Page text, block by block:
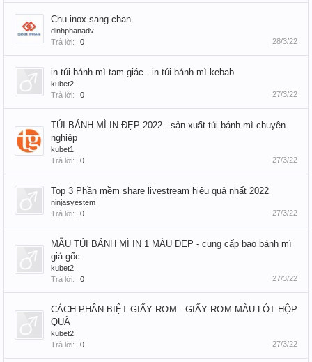
Chu inox sang chan
dinhphanadv
Trả lời:
0 28/3/22
in túi bánh mì tam giác - in túi bánh mì kebab
kubet2
Trả lời:
0 27/3/22
TÚI BÁNH MÌ IN ĐẸP 2022 - sản xuất túi bánh mì chuyên
nghiệp
kubet1
Trả lời:
0 27/3/22
Top 3 Phần mềm share livestream hiệu quả nhất 2022
ninjasyestem
Trả lời:
0 27/3/22
MẪU TÚI BÁNH MÌ IN 1 MÀU ĐẸP - cung cấp bao bánh mì
giá gốc
kubet2
Trả lời:
0 27/3/22
CÁCH PHÂN BIỆT GIẤY RƠM - GIẤY RƠM MÀU LÓT HỘP
QUÀ
kubet2
Trả lời:
0 27/3/22